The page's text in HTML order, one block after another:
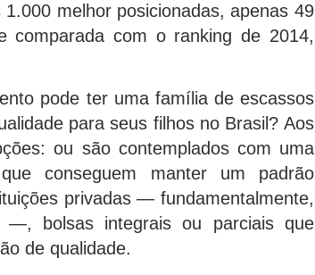
melhor posicionadas, apenas 49
comparada com o ranking de 2014,
pode ter uma família de escassos
para seus filhos no Brasil? Aos
ou são contemplados com uma
conseguem manter um padrão
privadas — fundamentalmente,
—, bolsas integrais ou parciais que
de qualidade.